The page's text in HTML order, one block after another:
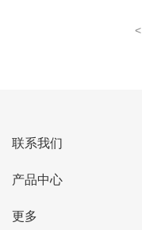
<
联系我们
产品中心
更多